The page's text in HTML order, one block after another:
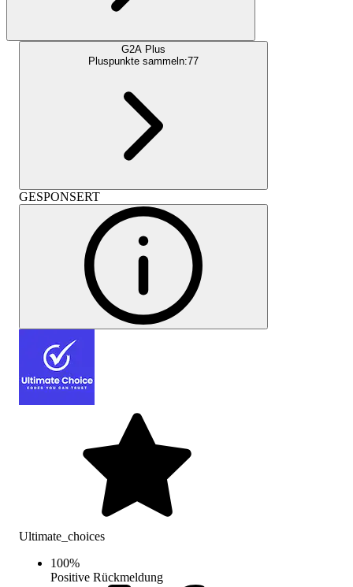
G2A Plus
Pluspunkte sammeln:77
GESPONSERT
Ultimate_choices
100%
Positive Rückmeldung